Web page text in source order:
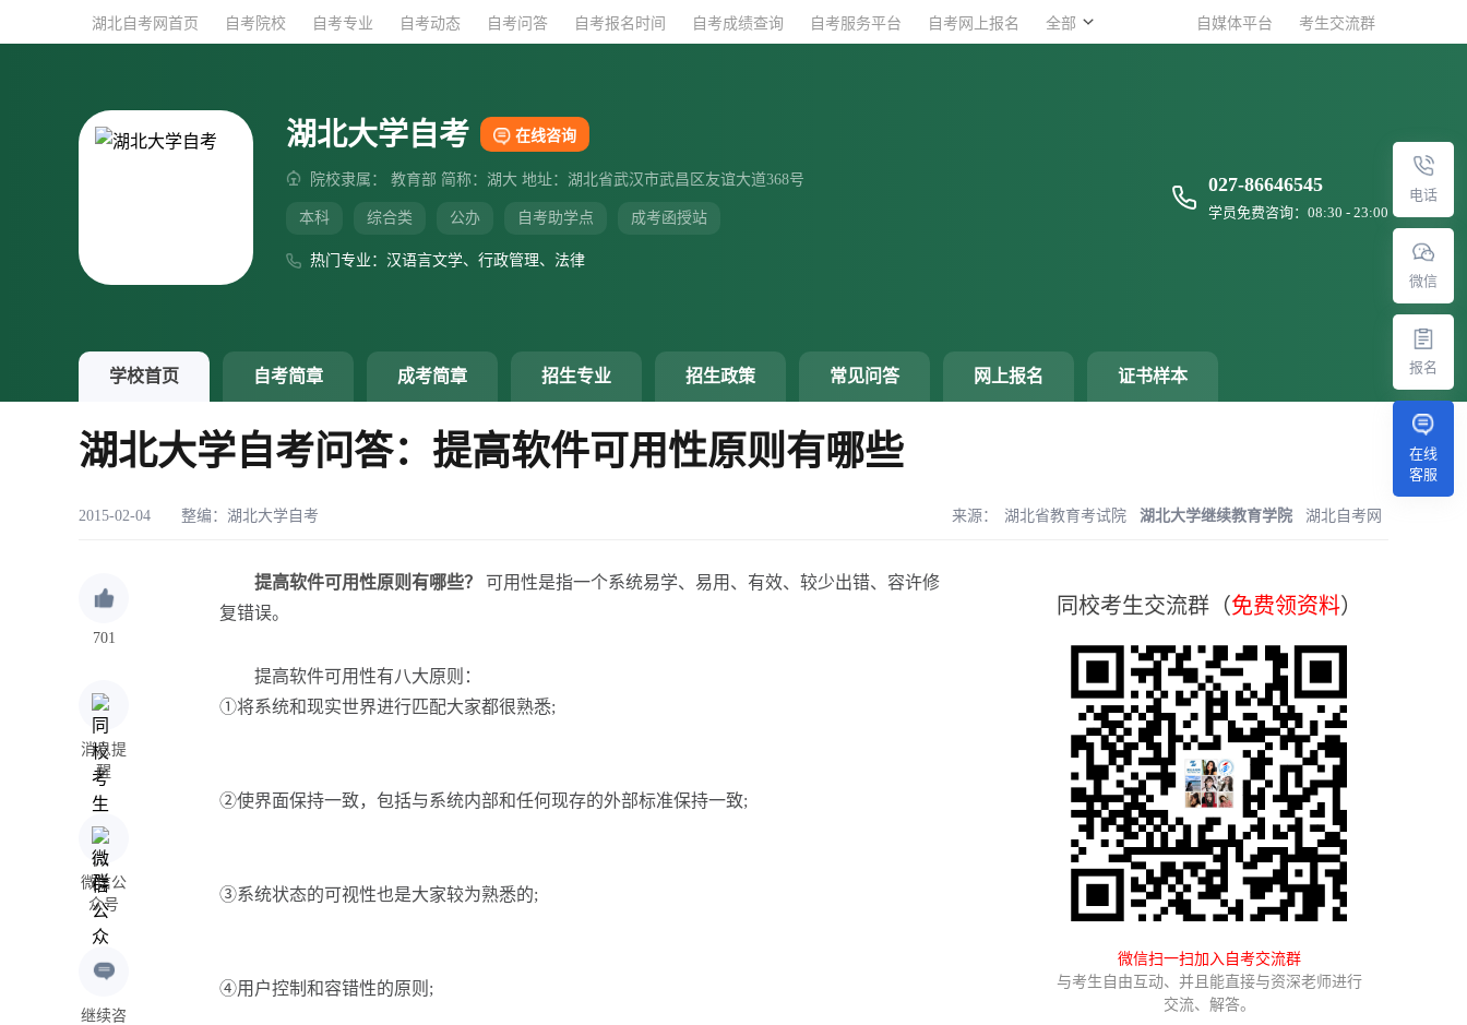
湖北自考网首页 自考院校 自考专业 自考动态 自考问答 自考报名时间 自考成绩查询 自考服务平台 自考网上报名 全部 自媒体平台 考生交流群
湖北大学自考 在线咨询
院校隶属： 教育部 简称：湖大 地址：湖北省武汉市武昌区友谊大道368号
本科 综合类 公办 自考助学点 成考函授站
热门专业：汉语言文学、行政管理、法律
027-86646545
学员免费咨询：08:30 - 23:00
学校首页 自考简章 成考简章 招生专业 招生政策 常见问答 网上报名 证书样本
电话
微信
报名
在线
客服
湖北大学自考问答：提高软件可用性原则有哪些
2015-02-04 整编： 湖北大学自考 来源： 湖北省教育考试院 湖北大学继续教育学院 湖北自考网
701
消息提
醒
微信公
众号
继续咨
提高软件可用性原则有哪些？
可用性是指一个系统易学、易用、有效、较少出错、容许修
复错误。
提高软件可用性有八大原则：
①将系统和现实世界进行匹配大家都很熟悉;
②使界面保持一致，包括与系统内部和任何现存的外部标准保持一致;
③系统状态的可视性也是大家较为熟悉的;
④用户控制和容错性的原则;
同校考生交流群（免费领资料）
微信扫一扫加入自考交流群
与考生自由互动、并且能直接与资深老师进行
交流、解答。
湖北自考网首页 自考院校 自考专业 自考动态 自考问答 自考报名时间 自考成绩查询 自考服务平台 自考网上报名 全部 自媒体平台 考生交流群